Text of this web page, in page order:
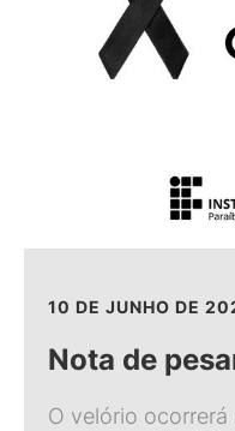
10 DE JUNHO DE
Nota de
O velório